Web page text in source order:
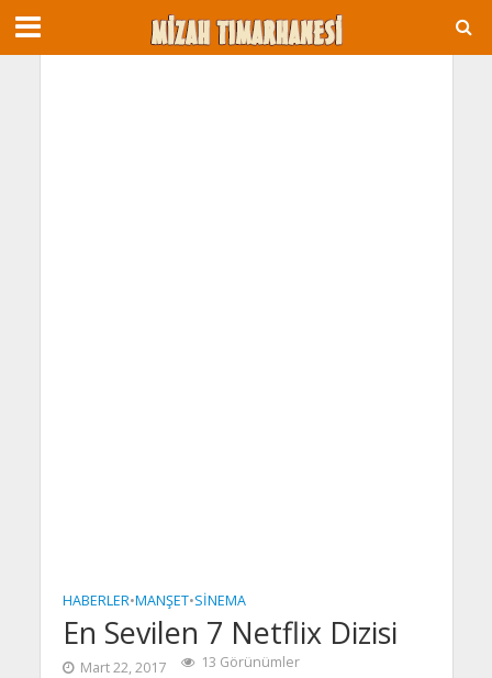
HABERLER•MANŞET•SINEMA
En Sevilen 7 Netflix Dizisi
Mart 22, 2017 13 Görünümler